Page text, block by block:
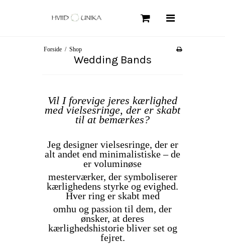
Handelsbetingelser
Forside / Shop
Wedding Bands
Vil I forevige jeres kærlighed
med vielsesringe, der er skabt
til at bemærkes?
Jeg designer vielsesringe, der er
alt andet end minimalistiske – de
er voluminøse
mesterværker, der symboliserer
kærlighedens styrke og evighed.
Hver ring er skabt med
omhu og passion til dem, der
ønsker, at deres
kærlighedshistorie bliver set og
fejret.